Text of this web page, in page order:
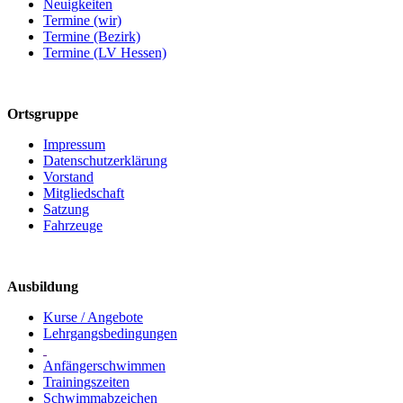
Neuigkeiten
Termine (wir)
Termine (Bezirk)
Termine (LV Hessen)
Ortsgruppe
Impressum
Datenschutzerklärung
Vorstand
Mitgliedschaft
Satzung
Fahrzeuge
Ausbildung
Kurse / Angebote
Lehrgangsbedingungen
Anfängerschwimmen
Trainingszeiten
Schwimmabzeichen